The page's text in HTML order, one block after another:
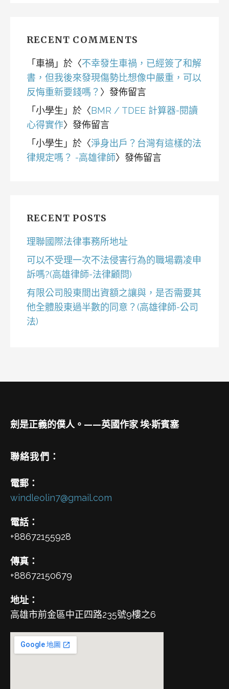
RECENT COMMENTS
「 車禍 」於〈不幸發生車禍，已經簽了和解
書，但我後來發現傷勢比想像中嚴重，可以
反悔重新要錢嗎？ 〉發佈留言
「 小學生 」於〈BMR / TDEE 計算器-閱讀
心得實作〉發佈留言
「 小學生 」於〈淨身出戶？台灣有這樣的法
律規定嗎？ -高雄律師〉發佈留言
RECENT POSTS
理聯國際法律事務所地址
可以不受理一次不法侵害行為的職場霸凌申
訴嗎?(高雄律師-法律顧問)
有限公司股東間出資額之讓與，是否需要其
他全體股東過半數的同意？(高雄律師-公司
法)
劍是正義的僕人。——英國作家 埃·斯賓塞
聯絡我們：
電郵：
windleolin7@gmail.com
電話：
+88672155928
傳真：
+88672150679
地址：
高雄市前金區中正四路235號9樓之6